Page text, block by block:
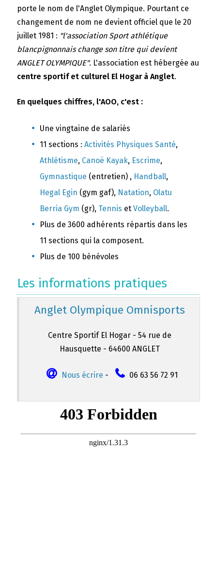
porte le nom de l'Anglet Olympique. Pourtant ce
changement de nom ne devient officiel que le 20
juillet 1981 : "l'association Sport athlétique
blancpignonnais change son titre qui devient
ANGLET OLYMPIQUE". L'association est hébergée au
centre sportif et culturel El Hogar à Anglet.
En quelques chiffres, l'AOO, c'est :
Une vingtaine de salariés
11 sections : Activités Physiques Santé,
Athlétisme, Canoë Kayak, Escrime,
Gymnastique (entretien) , Handball,
Hegal Egin (gym gaf), Natation, Olatu
Berria Gym (gr), Tennis et Volleyball.
Plus de 3600 adhérents répartis dans les
11 sections qui la composent.
Plus de 100 bénévoles
Les informations pratiques
Anglet Olympique Omnisports
Centre Sportif El Hogar - 54 rue de
Hausquette - 64600 ANGLET
Nous écrire - 06 63 56 72 91